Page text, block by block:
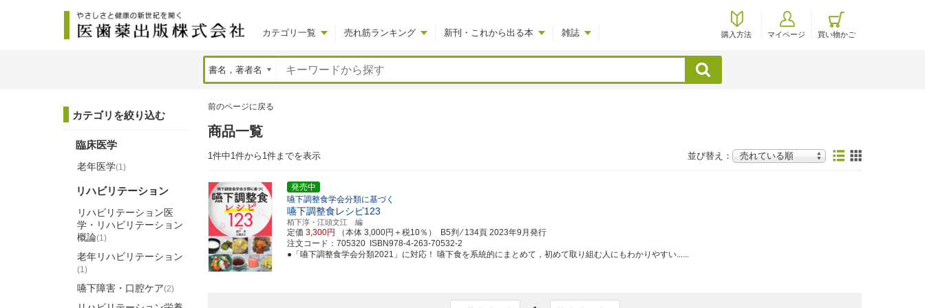
カテゴリ一覧 売れ筋ランキング 新刊・これから出る本 雑誌 購入方法 マイページ 買い物かご
検索
前のページに戻る
商品一覧
1件中1件から1件までを表示 並び替え：
発売中
嚥下調整食学会分類に基づく
嚥下調整食レシピ123
栢下淳・江頭文江 編
定価 3,300円 （本体 3,000円＋税10％） B5判 ⁄ 134頁 2023年9月発行
注文コード：705320 ISBN978-4-263-70532-2
●「嚥下調整食学会分類2021」に対応！ 嚥下食を系統的にまとめて，初めて取り組む人にもわかりやすい......
カテゴリを絞り込む
臨床医学
老年医学(1)
リハビリテーション
リハビリテーション医
学・リハビリテーション
概論(1)
老年リハビリテーション
(1)
嚥下障害・口腔ケア(2)